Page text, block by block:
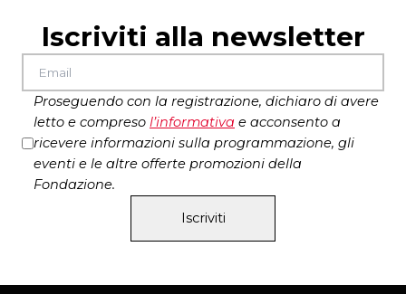
Iscriviti alla newsletter
Proseguendo con la registrazione, dichiaro di avere
letto e compreso l’informativa e acconsento a
ricevere informazioni sulla programmazione, gli
eventi e le altre offerte promozioni della
Fondazione.
Iscriviti